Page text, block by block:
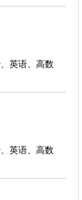
英语、高数
英语、高数